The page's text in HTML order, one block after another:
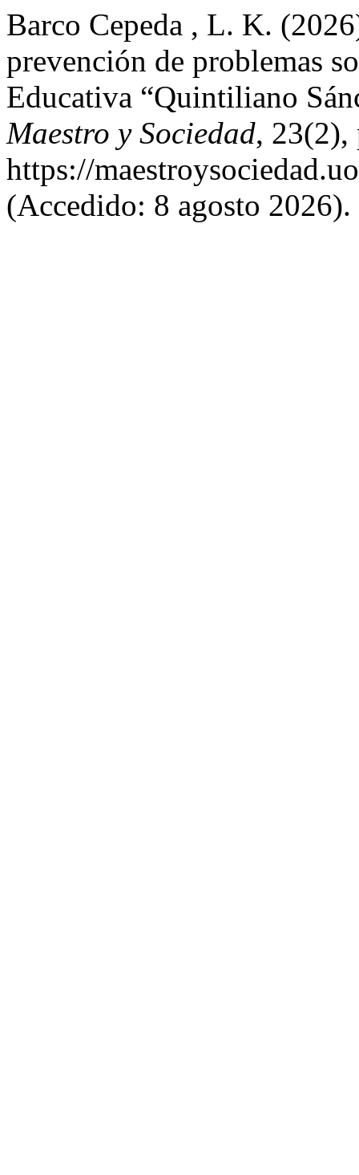
Barco Cepeda , L. K.
prevención de problemas
Educativa “Quintiliano
Maestro y Sociedad, 23(2),
https://
(Accedido: 8 agosto 2026).